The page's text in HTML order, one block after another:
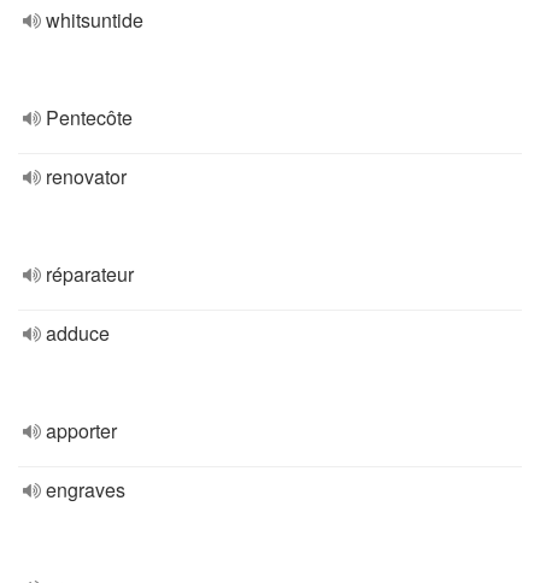
whitsuntide
Pentecôte
renovator
réparateur
adduce
apporter
engraves